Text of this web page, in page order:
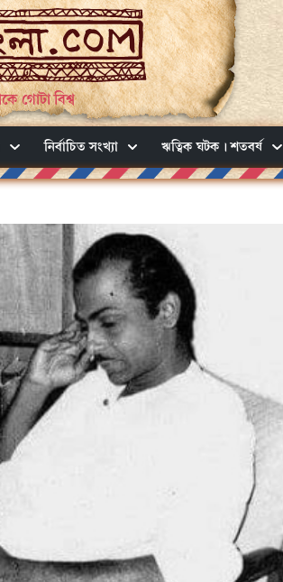
গোটা বিশ্ব
নির্বাচিত সংখ্যা ঋত্বিক ঘটক। শতবর্ষ